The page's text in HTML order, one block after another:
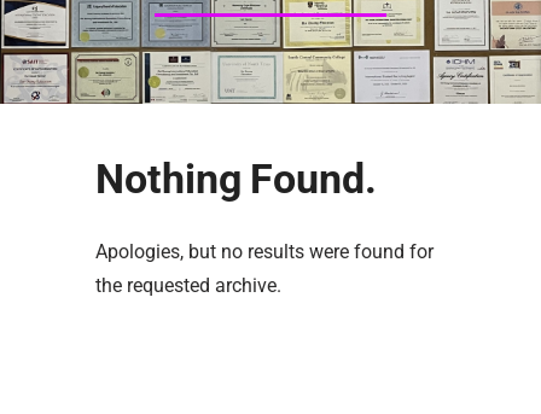
Nothing Found.
Apologies, but no results were found for
the requested archive.